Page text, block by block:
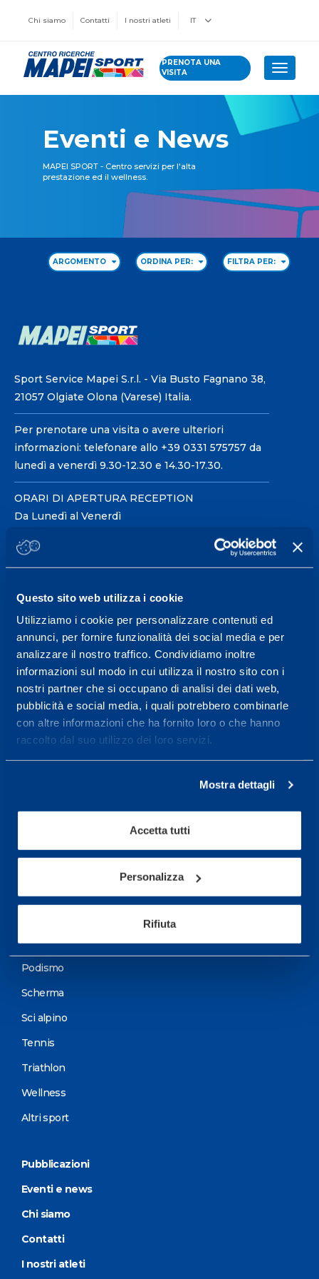
Questo sito web utilizza i cookie
Utilizziamo i cookie per personalizzare contenuti ed
annunci, per fornire funzionalità dei social media e per
analizzare il nostro traffico. Condividiamo inoltre
informazioni sul modo in cui utilizza il nostro sito con i
nostri partner che si occupano di analisi dei dati web,
pubblicità e social media, i quali potrebbero combinarle
con altre informazioni che ha fornito loro o che hanno
raccolto dal suo utilizzo dei loro servizi.
Mostra dettagli
Accetta tutti
Personalizza
Rifiuta
Chi siamo Contatti I nostri atleti IT
PRENOTA UNA
VISITA
Toggle
Eventi e News
MAPEI SPORT - Centro servizi per l'alta
prestazione ed il wellness.
ARGOMENTO ORDINA PER: FILTRA PER:
Sport Service Mapei S.r.l. - Via Busto Fagnano 38,
21057 Olgiate Olona (Varese) Italia.
Per prenotare una visita o avere ulteriori
informazioni: telefonare allo +39 0331 575757 da
lunedì a venerdì 9.30-12.30 e 14.30-17.30.
ORARI DI APERTURA RECEPTION
Da Lunedì al Venerdì
Centro servizi per l'alta
prestazione ed il
wellness.
Maggiori informazioni
Servizi
Servizi Medici
Pallacanestro
Podismo
Scherma
Sci alpino
Tennis
Triathlon
Wellness
Altri sport
Pubblicazioni
Eventi e news
Chi siamo
Contatti
I nostri atleti